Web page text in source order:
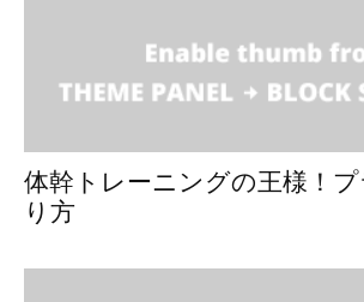
体幹トレーニングの王様！
り方